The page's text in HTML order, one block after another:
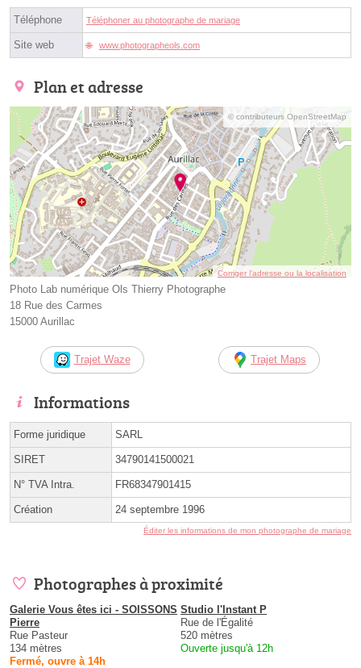
Téléphone Téléphoner au photographe de mariage
Site web www.photographeols.com
Plan et adresse
© contributeurs OpenStreetMap
Corriger l’adresse ou la localisation
Photo Lab numérique Ols Thierry Photographe
18 Rue des Carmes
15000 Aurillac
Trajet Waze Trajet Maps
Informations
Forme juridique SARL
SIRET 34790141500021
N° TVA Intra. FR68347901415
Création 24 septembre 1996
Éditer les informations de mon photographe de mariage
Photographes à proximité
Galerie Vous êtes ici - SOISSONS
Pierre
Rue Pasteur
134 mètres
Fermé, ouvre à 14h
Studio l'Instant P
Rue de l'Égalité
520 mètres
Ouverte jusqu'à 12h